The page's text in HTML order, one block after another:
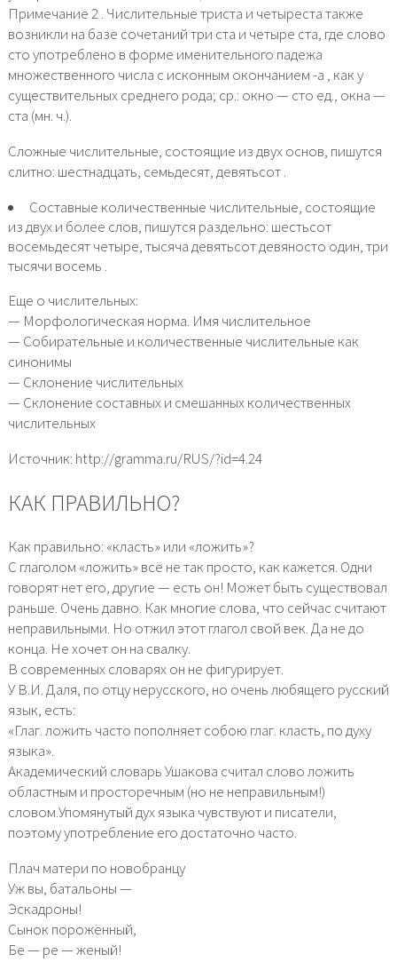
Примечание 2 . Числительные триста и четыреста также
возникли на базе сочетаний три ста и четыре ста, где слово
сто употреблено в форме именительного падежа
множественного числа с исконным окончанием -а , как у
существительных среднего рода; ср.: окно — сто ед., окна —
ста (мн. ч.).
Сложные числительные, состоящие из двух основ, пишутся
слитно: шестнадцать, семьдесят, девятьсот .
Составные количественные числительные, состоящие
из двух и более слов, пишутся раздельно: шестьсот
восемьдесят четыре, тысяча девятьсот девяносто один, три
тысячи восемь .
Еще о числительных:
— Морфологическая норма. Имя числительное
— Собирательные и количественные числительные как
синонимы
— Склонение числительных
— Склонение составных и смешанных количественных
числительных
Источник: http://gramma.ru/RUS/?id=4.24
КАК ПРАВИЛЬНО?
Как правильно: «класть» или «ложить»?
С глаголом «ложить» всё не так просто, как кажется. Одни
говорят нет его, другие — есть он! Может быть существовал
раньше. Очень давно. Как многие слова, что сейчас считают
неправильными. Но отжил этот глагол свой век. Да не до
конца. Не хочет он на свалку.
В современных словарях он не фигурирует.
У В.И. Даля, по отцу нерусского, но очень любящего русский
язык, есть:
«Глаг. ложить часто пополняет собою глаг. класть, по духу
языка».
Академический словарь Ушакова считал слово ложить
областным и просторечным (но не неправильным!)
словом.Упомянутый дух языка чувствуют и писатели,
поэтому употребление его достаточно часто.
Плач матери по новобранцу
Уж вы, батальоны —
Эскадроны!
Сынок порожённый,
Бе — ре — женый!